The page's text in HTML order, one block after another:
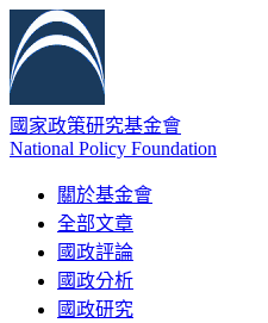
國家政策研究基金會
National Policy Foundation
關於基金會
全部文章
國政評論
國政分析
國政研究